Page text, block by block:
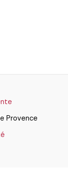
Provence